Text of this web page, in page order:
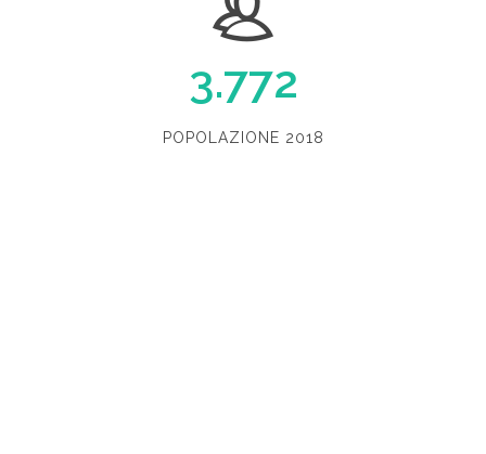
3.772
POPOLAZIONE 2018